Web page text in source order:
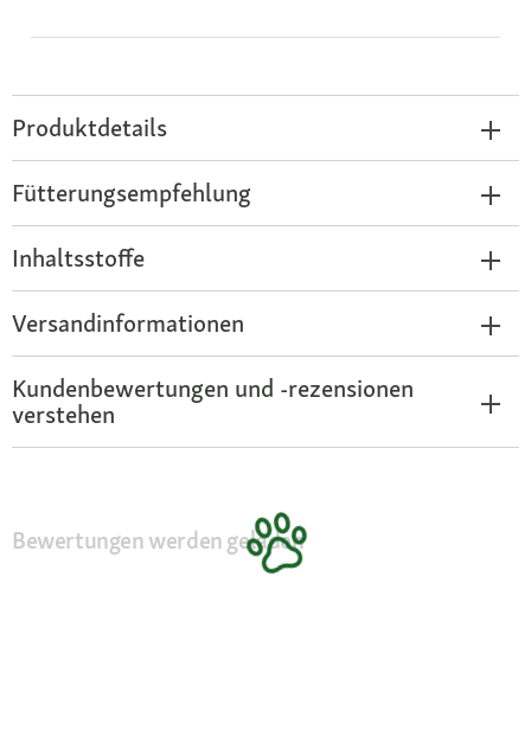
Produktdetails
Fütterungsempfehlung
Inhaltsstoffe
Versandinformationen
Kundenbewertungen und -rezensionen
verstehen
Bewertungen werden geladen